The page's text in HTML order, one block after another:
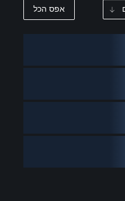
אפס הכל